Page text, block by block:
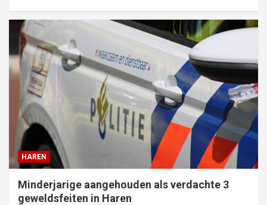
HAREN
Minderjarige aangehouden als verdachte 3
geweldsfeiten in Haren